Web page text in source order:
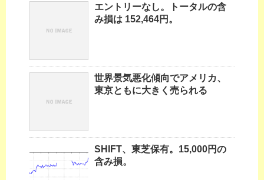
エントリーなし。トータルの含
み損は 152,464円。
世界景気悪化傾向でアメリカ、
東京ともに大きく売られる
SHIFT、東芝保有。15,000円の
含み損。